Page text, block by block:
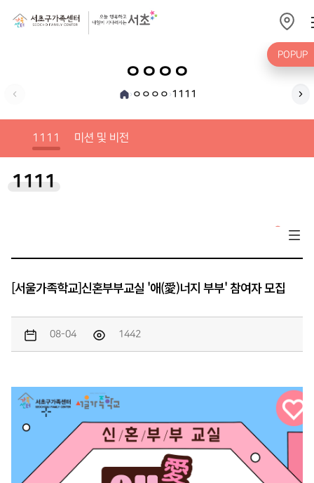
ㅇㅇㅇㅇ
› ㅇㅇㅇㅇ ›1111 미
1111 미션 및 비전
1111
[서울가족학교]신혼부부교실 '애(愛)너지 부부' 참여자 모집
08-04 1442
POPUP